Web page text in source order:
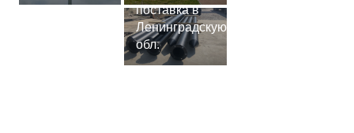
поставка в
Ленинградскую
обл.